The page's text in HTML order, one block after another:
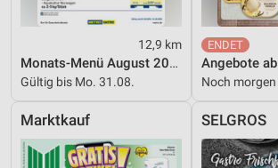
12,9 km
Monats-Menü August 2026
Gültig bis Mo. 31.08.
Angebote
Noch
Marktkauf SELGROS
IAB-Verarbeitungszwecke:
Speichern von oder Zugriff auf Informationen
Verwendung reduzierter Daten zur Auswahl
Erstellung von Profilen für personalisierte
Werbung